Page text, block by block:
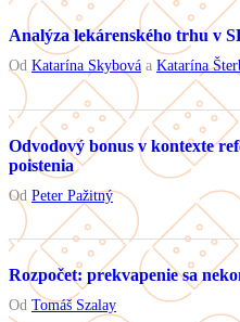
Analýza lekárenského trhu v
Od Katarína Skybová a Katarína
Odvodový bonus v kontexte
poistenia
Od Peter Pažitný
Rozpočet: prekvapenie sa
Od Tomáš Szalay